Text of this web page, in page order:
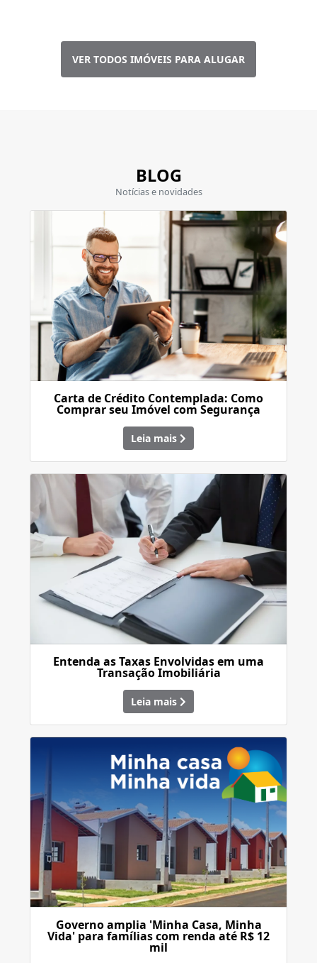
VER TODOS IMÓVEIS PARA ALUGAR
BLOG
Notícias e novidades
Carta de Crédito Contemplada: Como
Comprar seu Imóvel com Segurança
Leia mais
Entenda as Taxas Envolvidas em uma
Transação Imobiliária
Leia mais
Governo amplia 'Minha Casa, Minha
Vida' para famílias com renda até R$ 12
mil